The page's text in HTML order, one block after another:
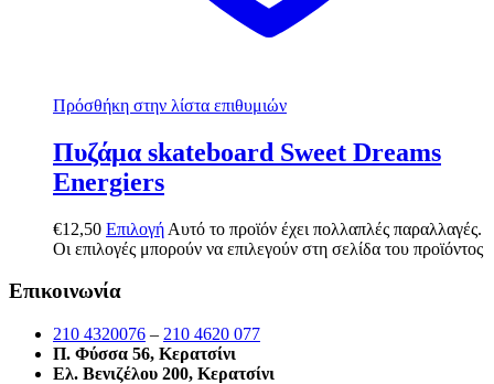
Πρόσθήκη στην λίστα επιθυμιών
Πυζάμα skateboard Sweet Dreams
Energiers
€12,50 Επιλογή Αυτό το προϊόν έχει πολλαπλές παραλλαγές.
Οι επιλογές μπορούν να επιλεγούν στη σελίδα του προϊόντος
Επικοινωνία
210 4320076 – 210 4620 077
Π. Φύσσα 56, Κερατσίνι
Ελ. Βενιζέλου 200, Κερατσίνι